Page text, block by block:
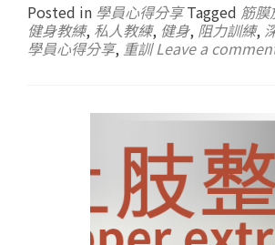
Posted in 學員心得分享 Tagged 筋膜
健身教練, 私人教練, 健身, 阻力訓練,
學員心得分享, 重訓 Leave a